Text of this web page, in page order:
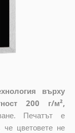
върху
200 г/м²,
Печатът е
че цветовете не